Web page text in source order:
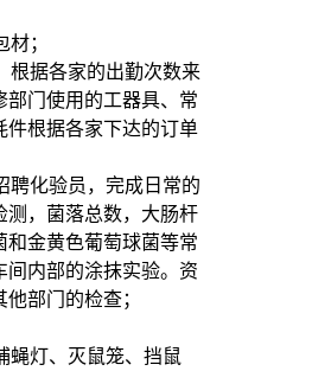
；
根据各家的出勤次数来
部门使用的工器具、常
件根据各家下达的订单
聘化验员，完成日常的
测，菌落总数，大肠杆
和金黄色葡萄球菌等常
间内部的涂抹实验。资
部门的检查；
蝇灯、灭鼠笼、挡鼠